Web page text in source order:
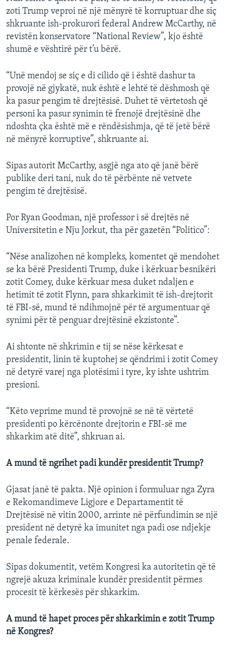
zoti Trump veproi në një mënyrë të korruptuar dhe siç
shkruante ish-prokurori federal Andrew McCarthy, në
revistën konservatore “National Review”, kjo është
shumë e vështirë për t’u bërë.
“Unë mendoj se siç e di cilido që i është dashur ta
provojë në gjykatë, nuk është e lehtë të dëshmosh që
ka pasur pengim të drejtësisë. Duhet të vërtetosh që
personi ka pasur synimin të frenojë drejtësinë dhe
ndoshta çka është më e rëndësishmja, që të jetë bërë
në mënyrë korruptive”, shkruante ai.
Sipas autorit McCarthy, asgjë nga ato që janë bërë
publike deri tani, nuk do të përbënte në vetvete
pengim të drejtësisë.
Por Ryan Goodman, një professor i së drejtës në
Universitetin e Nju Jorkut, tha për gazetën “Politico”:
“Nëse analizohen në kompleks, komentet që mendohet
se ka bërë Presidenti Trump, duke i kërkuar besnikëri
zotit Comey, duke kërkuar mesa duket ndaljen e
hetimit të zotit Flynn, para shkarkimit të ish-drejtorit
të FBI-së, mund të ndihmojnë për të argumentuar që
synimi për të penguar drejtësinë ekzistonte”.
Ai shtonte në shkrimin e tij se nëse kërkesat e
presidentit, linin të kuptohej se qëndrimi i zotit Comey
në detyrë varej nga plotësimi i tyre, ky ishte ushtrim
presioni.
“Këto veprime mund të provojnë se në të vërtetë
presidenti po kërcënonte drejtorin e FBI-së me
shkarkim atë ditë”, shkruan ai.
A mund të ngrihet padi kundër presidentit Trump?
Gjasat janë të pakta. Një opinion i formuluar nga Zyra
e Rekomandimeve Ligjore e Departamentit të
Drejtësisë në vitin 2000, arrinte në përfundimin se një
president në detyrë ka imunitet nga padi ose ndjekje
penale federale.
Sipas dokumentit, vetëm Kongresi ka autoritetin që të
ngrejë akuza kriminale kundër presidentit përmes
procesit të kërkesës për shkarkim.
A mund të hapet proces për shkarkimin e zotit Trump
në Kongres?